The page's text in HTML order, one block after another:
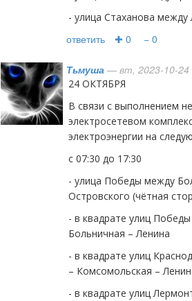
- улица Стаханова
ответить ✚ 0 − 0
Тьмуша — вт, 2023-10-24
24 ОКТЯБРЯ
В связи с выполнением
электросетевом
электроэнергии на
с 07:30 до 17:30
- улица Победы между
Островского (чётная
- в квадрате улиц
Больничная – Ленина
- в квадрате улиц
– Комсомольская –
- в квадрате улиц